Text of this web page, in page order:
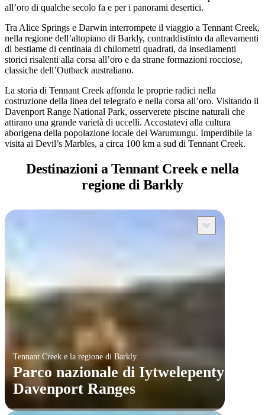
Cerca:
Sign
up
all’oro di qualche secolo fa e per i panorami desertici.
Tra Alice Springs e Darwin interrompete il viaggio a Tennant Creek,
nella regione dell’altopiano di Barkly, contraddistinto da allevamenti
di bestiame di centinaia di chilometri quadrati, da insediamenti
storici risalenti alla corsa all’oro e da strane formazioni rocciose,
classiche dell’Outback australiano.
La storia di Tennant Creek affonda le proprie radici nella
costruzione della linea del telegrafo e nella corsa all’oro. Visitando il
Davenport Range National Park, osserverete piscine naturali che
attirano una grande varietà di uccelli. Accostatevi alla cultura
aborigena della popolazione locale dei Warumungu. Imperdibile la
visita ai Devil’s Marbles, a circa 100 km a sud di Tennant Creek.
Destinazioni a Tennant Creeke nella
regione di Barkly
Tennant Creek e la regione di Barkly
Parco nazionale di Iytwelepenty /
Davenport Ranges